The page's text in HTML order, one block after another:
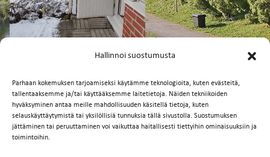
Hallinnoi suostumusta
Parhaan kokemuksen tarjoamiseksi käytämme teknologioita, kuten evästeitä,
tallentaaksemme ja/tai käyttääksemme laitetietoja. Näiden tekniikoiden
hyväksyminen antaa meille mahdollisuuden käsitellä tietoja, kuten
selauskäyttäytymistä tai yksilöllisiä tunnuksia tällä sivustolla. Suostumuksen
jättäminen tai peruuttaminen voi vaikuttaa haitallisesti tiettyihin ominaisuuksiin ja
toimintoihin.
FI
Facebook
TwitterEmailWhatsApp